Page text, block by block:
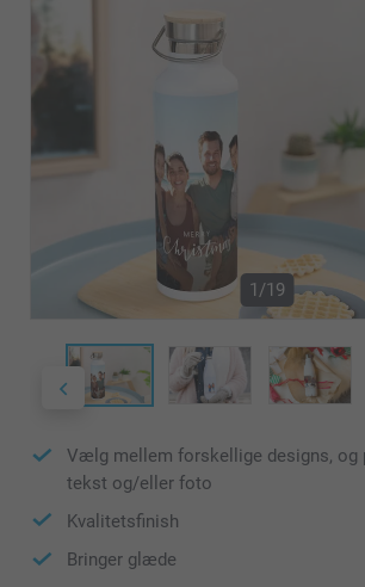
1/19
Vælg mellem forskellige designs, og
tekst og/eller foto
Kvalitetsfinish
Bringer glæde